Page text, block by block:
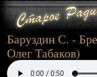
Баруздин С. -
Олег Табаков)